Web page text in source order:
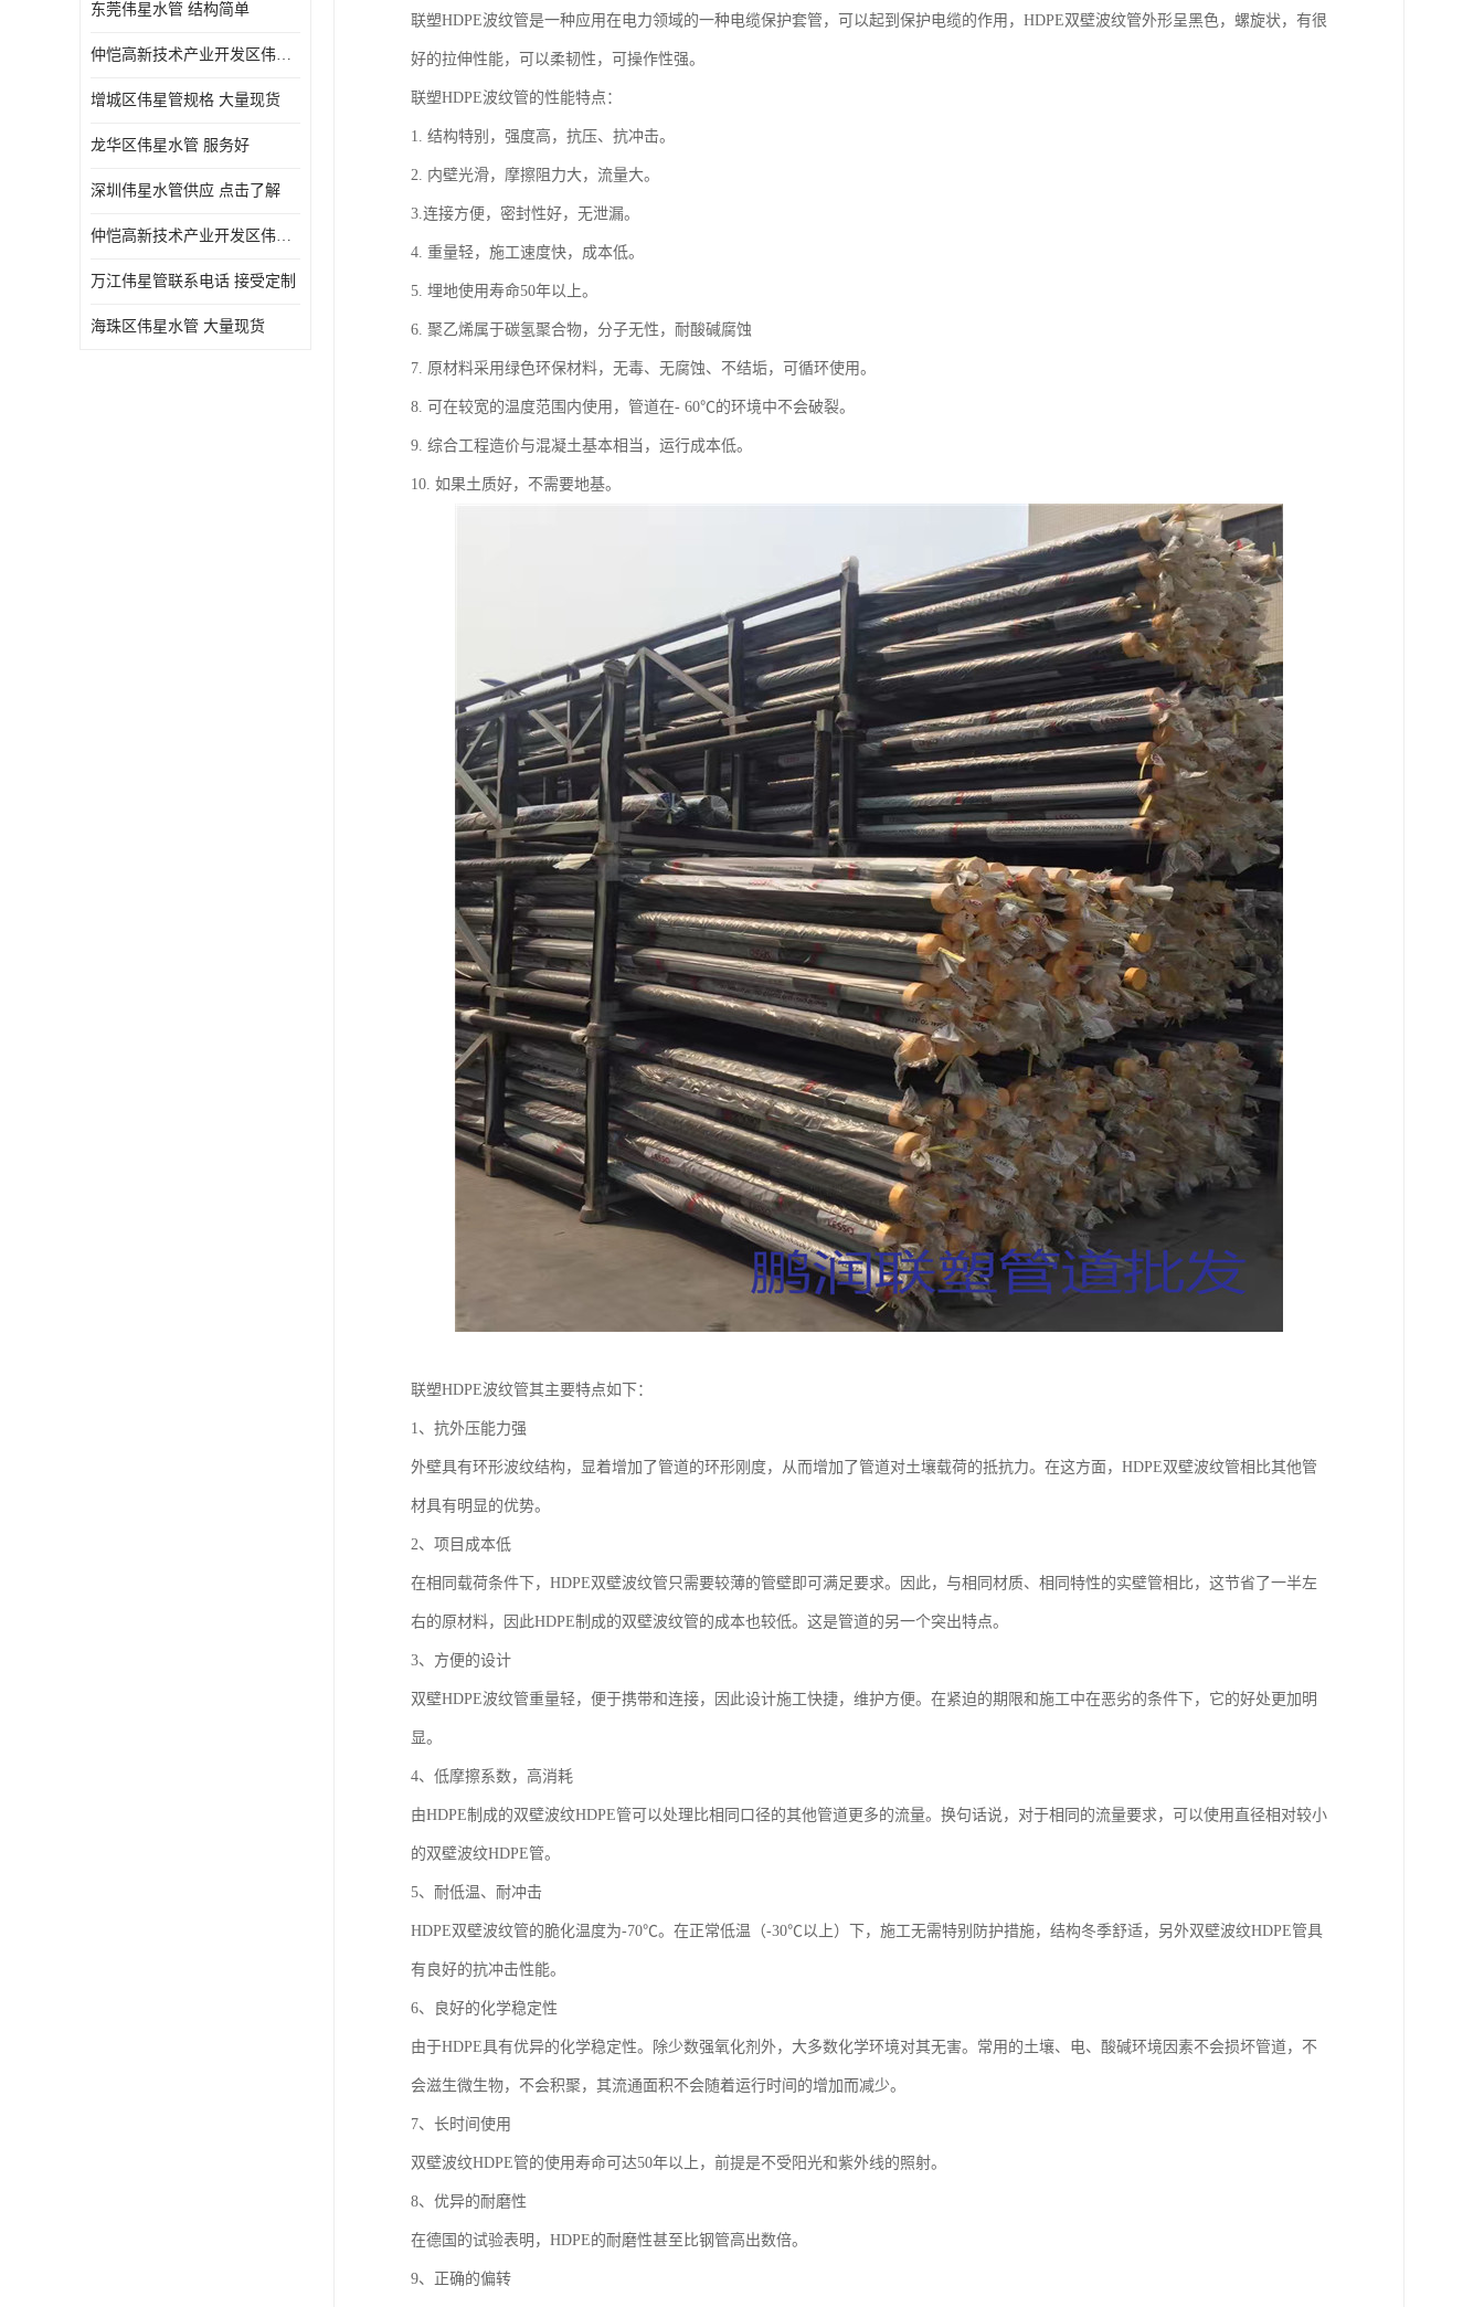
东莞伟星水管 结构简单
仲恺高新技术产业开发区伟星管型号 技术成熟
增城区伟星管规格 大量现货
龙华区伟星水管 服务好
深圳伟星水管供应 点击了解
仲恺高新技术产业开发区伟星水管 大量现货
万江伟星管联系电话 接受定制
海珠区伟星水管 大量现货
联塑HDPE波纹管是一种应用在电力领域的一种电缆保护套管，可以起到保护电缆的作用，HDPE双壁波纹管外形呈黑色，螺旋状，有很
好的拉伸性能，可以柔韧性，可操作性强。
联塑HDPE波纹管的性能特点：
1. 结构特别，强度高，抗压、抗冲击。
2. 内壁光滑，摩擦阻力大，流量大。
3.连接方便，密封性好，无泄漏。
4. 重量轻，施工速度快，成本低。
5. 埋地使用寿命50年以上。
6. 聚乙烯属于碳氢聚合物，分子无性，耐酸碱腐蚀
7. 原材料采用绿色环保材料，无毒、无腐蚀、不结垢，可循环使用。
8. 可在较宽的温度范围内使用，管道在- 60℃的环境中不会破裂。
9. 综合工程造价与混凝土基本相当，运行成本低。
10. 如果土质好，不需要地基。
联塑HDPE波纹管其主要特点如下：
1、抗外压能力强
外壁具有环形波纹结构，显着增加了管道的环形刚度，从而增加了管道对土壤载荷的抵抗力。在这方面，HDPE双壁波纹管相比其他管
材具有明显的优势。
2、项目成本低
在相同载荷条件下，HDPE双壁波纹管只需要较薄的管壁即可满足要求。因此，与相同材质、相同特性的实壁管相比，这节省了一半左
右的原材料，因此HDPE制成的双壁波纹管的成本也较低。这是管道的另一个突出特点。
3、方便的设计
双壁HDPE波纹管重量轻，便于携带和连接，因此设计施工快捷，维护方便。在紧迫的期限和施工中在恶劣的条件下，它的好处更加明
显。
4、低摩擦系数，高消耗
由HDPE制成的双壁波纹HDPE管可以处理比相同口径的其他管道更多的流量。换句话说，对于相同的流量要求，可以使用直径相对较小
的双壁波纹HDPE管。
5、耐低温、耐冲击
HDPE双壁波纹管的脆化温度为-70℃。在正常低温（-30℃以上）下，施工无需特别防护措施，结构冬季舒适，另外双壁波纹HDPE管具
有良好的抗冲击性能。
6、良好的化学稳定性
由于HDPE具有优异的化学稳定性。除少数强氧化剂外，大多数化学环境对其无害。常用的土壤、电、酸碱环境因素不会损坏管道，不
会滋生微生物，不会积聚，其流通面积不会随着运行时间的增加而减少。
7、长时间使用
双壁波纹HDPE管的使用寿命可达50年以上，前提是不受阳光和紫外线的照射。
8、优异的耐磨性
在德国的试验表明，HDPE的耐磨性甚至比钢管高出数倍。
9、正确的偏转